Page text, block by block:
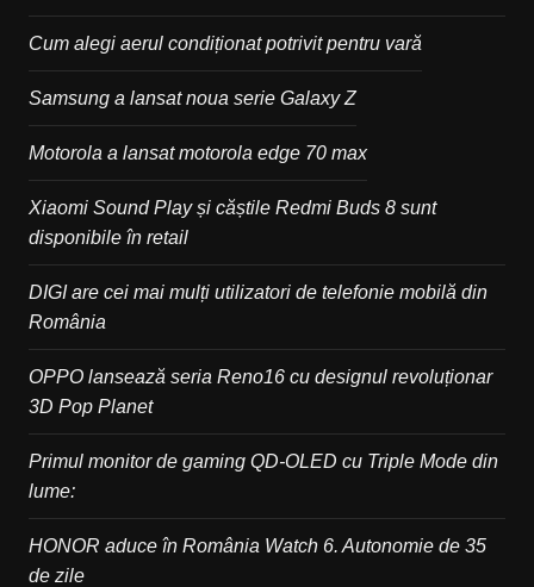
Cum alegi aerul condiționat potrivit pentru vară
Samsung a lansat noua serie Galaxy Z
Motorola a lansat motorola edge 70 max
Xiaomi Sound Play și căștile Redmi Buds 8 sunt
disponibile în retail
DIGI are cei mai mulți utilizatori de telefonie mobilă din
România
OPPO lansează seria Reno16 cu designul revoluționar
3D Pop Planet
Primul monitor de gaming QD-OLED cu Triple Mode din
lume:
HONOR aduce în România Watch 6. Autonomie de 35
de zile